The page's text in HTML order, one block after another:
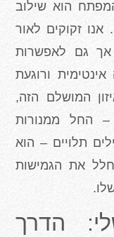
הוא שילוב
אנו זקוקים לאור
אך גם לאפשרות
ורוגעת
המושלם הזה,
– החל ממנורות
תלויים – הוא
את הגמישות
הדרך